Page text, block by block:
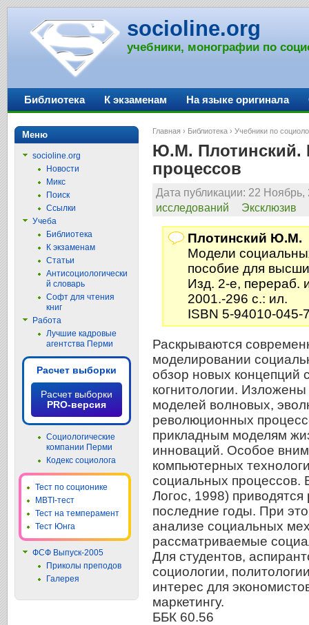
socioline.org
учебники, монографии по
Главная › Библиотека › Учебники по
Ю.М. Плотинский.
процессов
Дата публикации: 22
исследований
Эксклюзив
Плотинский Ю.М.
Модели
пособие для
Изд. 2-е, перераб.
2001.-296 с.: ил.
ISBN 5-94010-045-
Раскрываются
моделировании
обзор новых концепций
когнитологии.
моделей волновых,
революционных
прикладным моделям
инноваций. Особое
компьютерных
социальных процессов.
Логос, 1998)
последние годы. При
анализе социальных
рассматриваемые
Для студентов,
социологии,
интерес для
маркетингу.
ББК 60.56
Библиотека К экзаменам На языке оригинала
Меню
socioline.org
Новости
Микс
Поиск
Ссылки
Учеба
Библиотека
К экзаменам
Статьи
Антисоциологически
й словарь
Софт для чтения
книг
Работа
Лучшие кадровые
агентства Перми
Расчет выборки
Расчет выборки
PRO-версия
Социологические
компании Перми
Кодекс социолога
Тест по соционике
MBTI-тест
Тест на темперамент
Тест Юнга
ФСФ Выпуск-2005
Приколы преподов
Галерея